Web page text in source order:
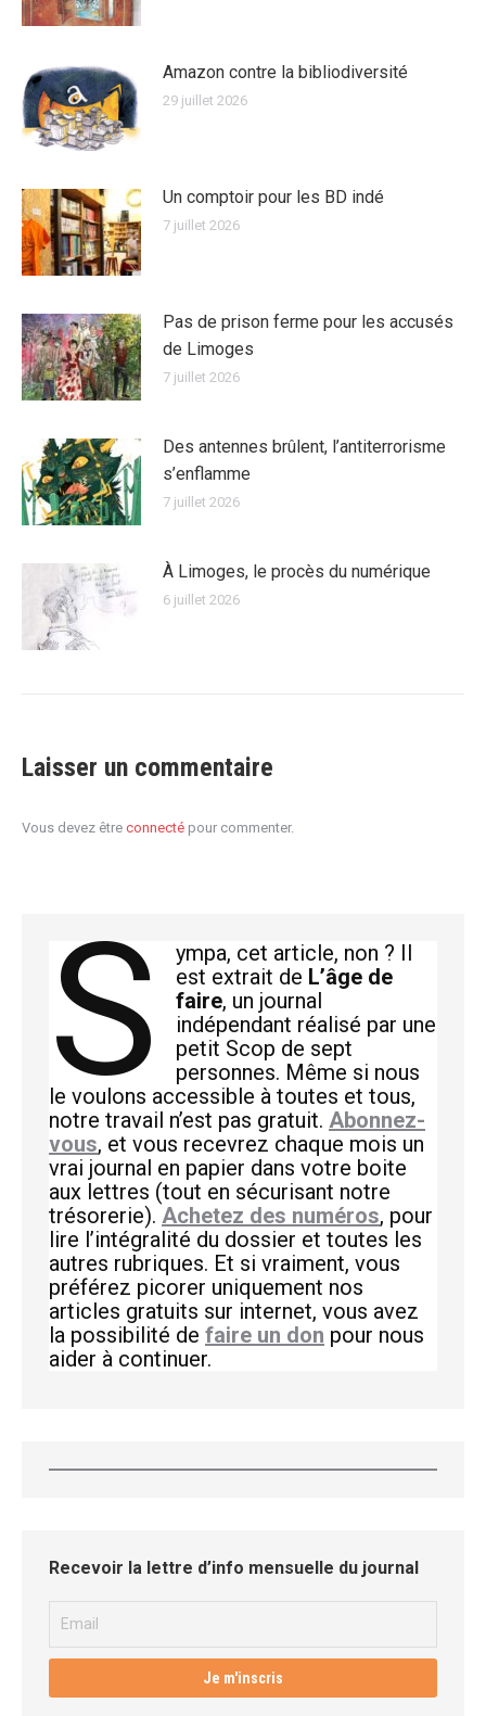
Amazon contre la bibliodiversité
29 juillet 2026
Un comptoir pour les BD indé
7 juillet 2026
Pas de prison ferme pour les accusés
de Limoges
7 juillet 2026
Des antennes brûlent, l’antiterrorisme
s’enflamme
7 juillet 2026
À Limoges, le procès du numérique
6 juillet 2026
Laisser un commentaire
Vous devez être connecté pour commenter.
S
ympa, cet article, non ? Il
est extrait de L’âge de
faire, un journal
indépendant réalisé par une
petit Scop de sept
personnes. Même si nous
le voulons accessible à toutes et tous,
notre travail n’est pas gratuit. Abonnez-
vous, et vous recevrez chaque mois un
vrai journal en papier dans votre boite
aux lettres (tout en sécurisant notre
trésorerie). Achetez des numéros, pour
lire l’intégralité du dossier et toutes les
autres rubriques. Et si vraiment, vous
préférez picorer uniquement nos
articles gratuits sur internet, vous avez
la possibilité de faire un don pour nous
aider à continuer.
Recevoir la lettre d’info mensuelle du journal